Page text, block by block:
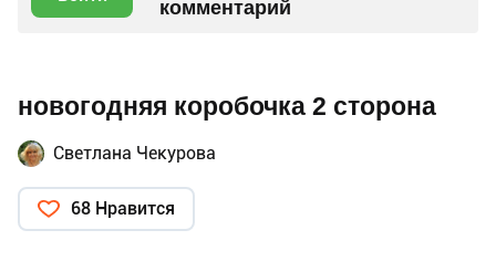
комментарий
новогодняя коробочка 2 сторона
Светлана Чекурова
68 Нравится